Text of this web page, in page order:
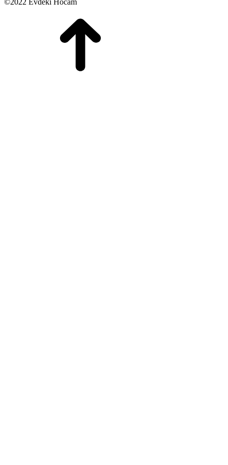
©2022 Evdeki Hocam